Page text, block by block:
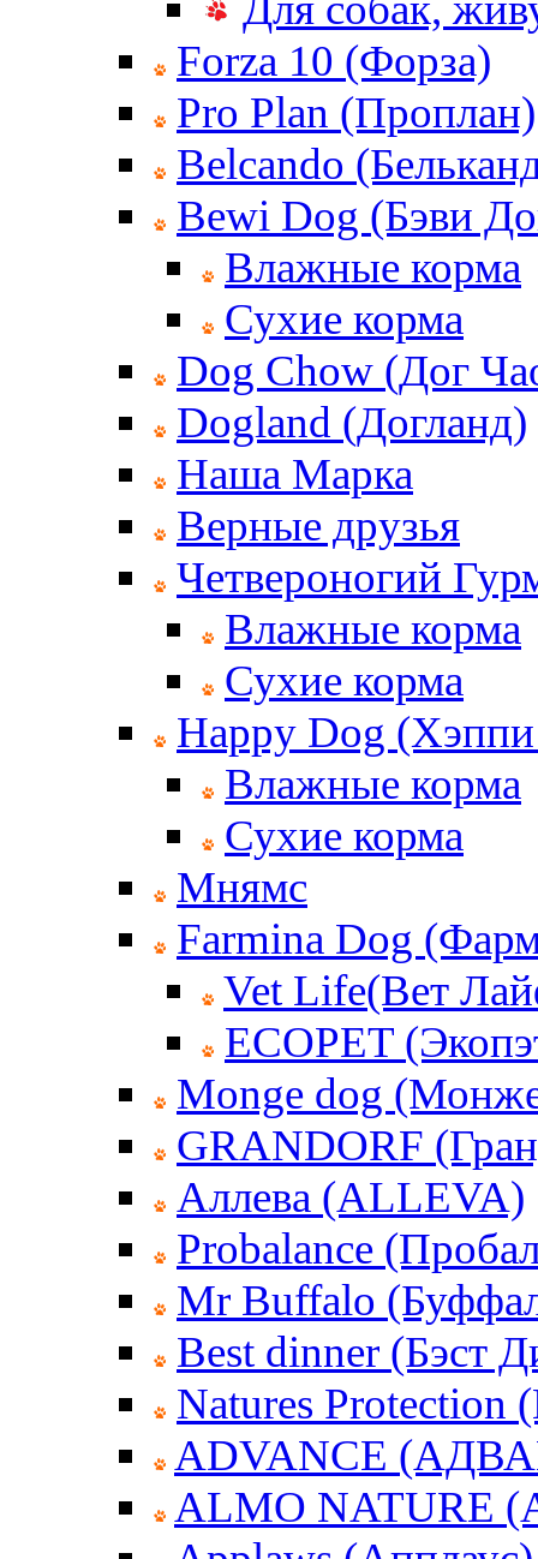
Forza 10 (Форза)
Pro Plan (Проплан)
Belcando
Bewi Dog (Бэви
Влажные корма
Сухие корма
Dog Chow (Дог
Dogland (Догланд)
Наша Марка
Верные друзья
Четвероногий
Влажные корма
Сухие корма
Happy Dog
Влажные корма
Сухие корма
Мнямс
Farmina Dog
Vet Life(Вет
ECOPET
Monge dog
GRANDORF
Аллева (ALLEVA)
Probalance
Mr Buffalo
Best dinner (Бэст
Natures Protection
ADVANCE
ALMO